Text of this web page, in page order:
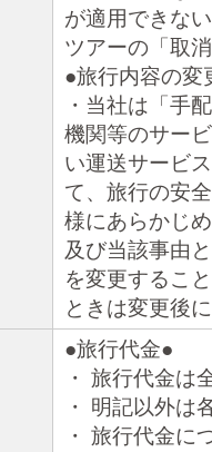
が適用できな
ツアーの「取
●旅行内容の変
・当社は「手
機関等のサー
い運送サービ
て、旅行の安
様にあらかじ
及び当該事由
を変更するこ
ときは変更後
●旅行代金●
・ 旅行代金は
・ 明記以外
・ 旅行代金に